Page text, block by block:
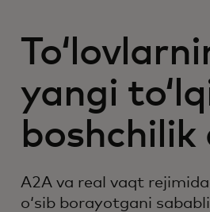
yangi
boshchilik
A2A va real vaqt
oʻsib borayotgani